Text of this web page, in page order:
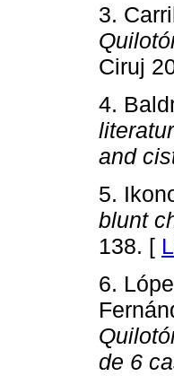
3.
Ciruj
4.
and
5.
blunt
138. [
6.
de 6